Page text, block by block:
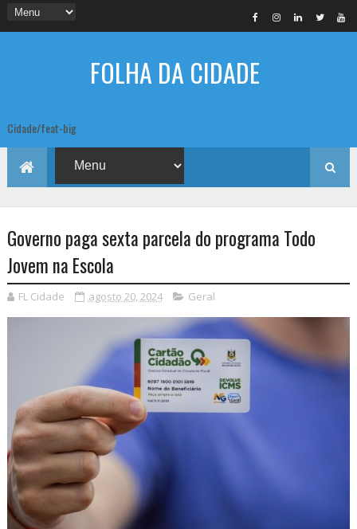
FOLHA DA CIDADE
Cidade/feat-big
Governo paga sexta parcela do programa Todo
Jovem na Escola
FL Cidade agosto 20, 2024 Geral